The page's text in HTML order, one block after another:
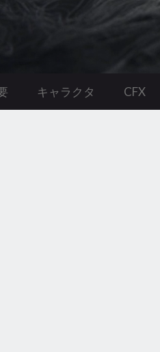
キャラクタ CFX